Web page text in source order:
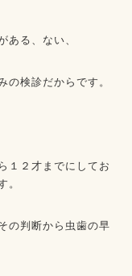
る、ない、
検診だからです。
１２才までにしてお
の判断から虫歯の早